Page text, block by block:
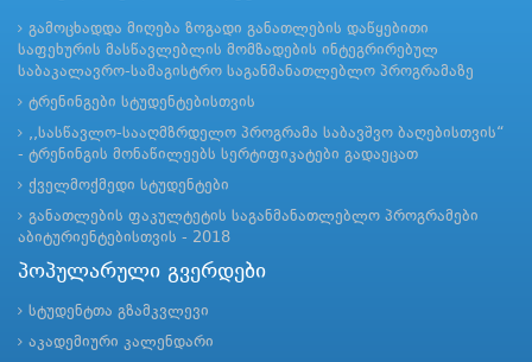
გამოცხადდა მიღება ზოგადი განათლების დაწყებითი
საფეხურის მასწავლებლის მომზადების ინტეგრირებულ
საბაკალავრო-სამაგისტრო საგანმანათლებლო პროგრამაზე
ტრენინგები სტუდენტებისთვის
,,სასწავლო-სააღმზრდელო პროგრამა საბავშვო ბაღებისთვის“
- ტრენინგის მონაწილეებს სერტიფიკატები გადაეცათ
ქველმოქმედი სტუდენტები
განათლების ფაკულტეტის საგანმანათლებლო პროგრამები
აბიტურიენტებისთვის - 2018
პოპულარული გვერდები
სტუდენტთა გზამკვლევი
აკადემიური კალენდარი